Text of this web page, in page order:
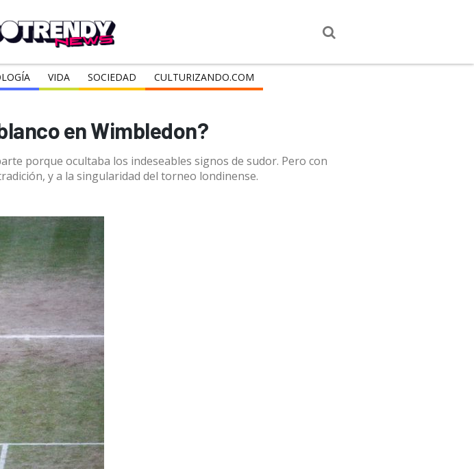
VIDA SOCIEDAD CULTURIZANDO.COM
en Wimbledon?
porque ocultaba los indeseables signos de sudor. Pero con
y a la singularidad del torneo londinense.